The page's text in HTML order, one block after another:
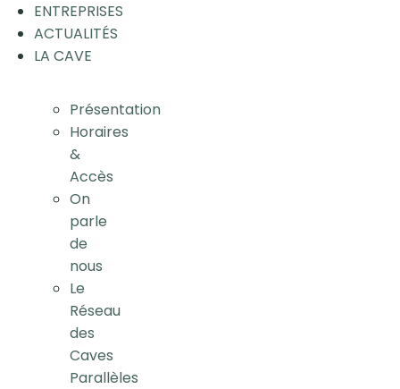
ENTREPRISES
ACTUALITÉS
LA CAVE
Présentation
Horaires
&
Accès
On
parle
de
nous
Le
Réseau
des
Caves
Parallèles